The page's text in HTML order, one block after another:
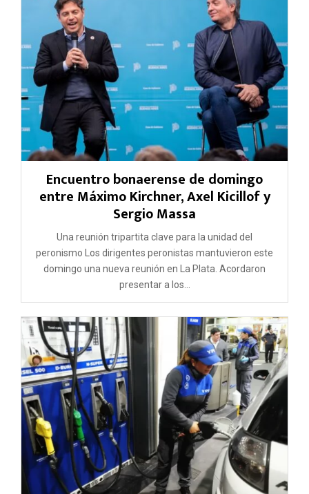
Encuentro bonaerense de domingo
entre Máximo Kirchner, Axel Kicillof y
Sergio Massa
Una reunión tripartita clave para la unidad del
peronismo Los dirigentes peronistas mantuvieron este
domingo una nueva reunión en La Plata. Acordaron
presentar a los...